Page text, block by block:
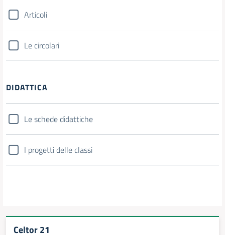
Articoli
Le circolari
DIDATTICA
Le schede didattiche
I progetti delle classi
Celtor 21